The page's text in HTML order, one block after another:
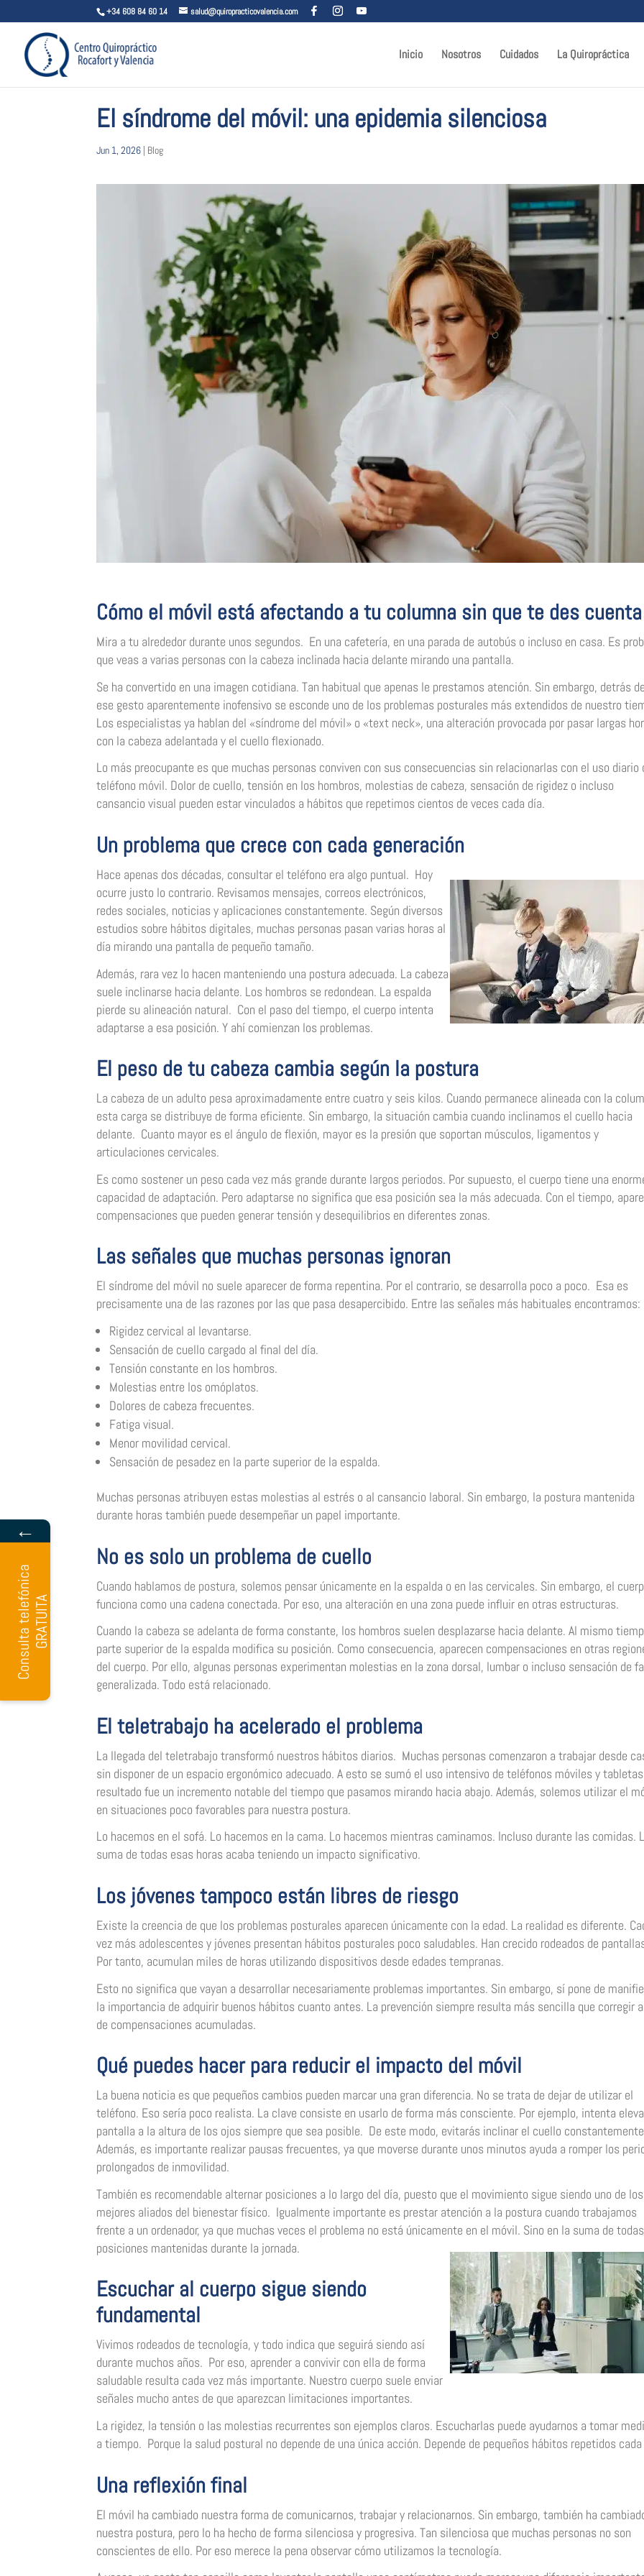
+34 608 84 60 14 salud@quiropracticovalencia.com
Inicio Nosotros Cuidados La Quiropráctica
El síndrome del móvil: una epidemia silenciosa
Jun 1, 2026 | Blog
Cómo el móvil está afectando a tu columna sin que te des cuenta
Mira a tu alrededor durante unos segundos. En una cafetería, en una parada de autobús o incluso en casa. Es
que veas a varias personas con la cabeza inclinada hacia delante mirando una pantalla.
Se ha convertido en una imagen cotidiana. Tan habitual que apenas le prestamos atención. Sin embargo, detrás
ese gesto aparentemente inofensivo se esconde uno de los problemas posturales más extendidos de nuestro
Los especialistas ya hablan del «síndrome del móvil» o «text neck», una alteración provocada por pasar largas
con la cabeza adelantada y el cuello flexionado.
Lo más preocupante es que muchas personas conviven con sus consecuencias sin relacionarlas con el uso diario
teléfono móvil. Dolor de cuello, tensión en los hombros, molestias de cabeza, sensación de rigidez o incluso
cansancio visual pueden estar vinculados a hábitos que repetimos cientos de veces cada día.
Un problema que crece con cada generación
Hace apenas dos décadas, consultar el teléfono era algo puntual. Hoy
ocurre justo lo contrario. Revisamos mensajes, correos electrónicos,
redes sociales, noticias y aplicaciones constantemente. Según diversos
estudios sobre hábitos digitales, muchas personas pasan varias horas al
día mirando una pantalla de pequeño tamaño.
Además, rara vez lo hacen manteniendo una postura adecuada. La cabeza
suele inclinarse hacia delante. Los hombros se redondean. La espalda
pierde su alineación natural. Con el paso del tiempo, el cuerpo intenta
adaptarse a esa posición. Y ahí comienzan los problemas.
El peso de tu cabeza cambia según la postura
La cabeza de un adulto pesa aproximadamente entre cuatro y seis kilos. Cuando permanece alineada con la
esta carga se distribuye de forma eficiente. Sin embargo, la situación cambia cuando inclinamos el cuello hacia
delante. Cuanto mayor es el ángulo de flexión, mayor es la presión que soportan músculos, ligamentos y
articulaciones cervicales.
Es como sostener un peso cada vez más grande durante largos periodos. Por supuesto, el cuerpo tiene una
capacidad de adaptación. Pero adaptarse no significa que esa posición sea la más adecuada. Con el tiempo,
compensaciones que pueden generar tensión y desequilibrios en diferentes zonas.
Las señales que muchas personas ignoran
El síndrome del móvil no suele aparecer de forma repentina. Por el contrario, se desarrolla poco a poco. Esa es
precisamente una de las razones por las que pasa desapercibido. Entre las señales más habituales encontramos:
Rigidez cervical al levantarse.
Sensación de cuello cargado al final del día.
Tensión constante en los hombros.
Molestias entre los omóplatos.
Dolores de cabeza frecuentes.
Fatiga visual.
Menor movilidad cervical.
Sensación de pesadez en la parte superior de la espalda.
Muchas personas atribuyen estas molestias al estrés o al cansancio laboral. Sin embargo, la postura mantenida
durante horas también puede desempeñar un papel importante.
No es solo un problema de cuello
Cuando hablamos de postura, solemos pensar únicamente en la espalda o en las cervicales. Sin embargo, el
funciona como una cadena conectada. Por eso, una alteración en una zona puede influir en otras estructuras.
Cuando la cabeza se adelanta de forma constante, los hombros suelen desplazarse hacia delante. Al mismo
parte superior de la espalda modifica su posición. Como consecuencia, aparecen compensaciones en otras
del cuerpo. Por ello, algunas personas experimentan molestias en la zona dorsal, lumbar o incluso sensación de
generalizada. Todo está relacionado.
El teletrabajo ha acelerado el problema
La llegada del teletrabajo transformó nuestros hábitos diarios. Muchas personas comenzaron a trabajar desde
sin disponer de un espacio ergonómico adecuado. A esto se sumó el uso intensivo de teléfonos móviles y
resultado fue un incremento notable del tiempo que pasamos mirando hacia abajo. Además, solemos utilizar el
en situaciones poco favorables para nuestra postura.
Lo hacemos en el sofá. Lo hacemos en la cama. Lo hacemos mientras caminamos. Incluso durante las comidas.
suma de todas esas horas acaba teniendo un impacto significativo.
Los jóvenes tampoco están libres de riesgo
Existe la creencia de que los problemas posturales aparecen únicamente con la edad. La realidad es diferente.
vez más adolescentes y jóvenes presentan hábitos posturales poco saludables. Han crecido rodeados de
Por tanto, acumulan miles de horas utilizando dispositivos desde edades tempranas.
Esto no significa que vayan a desarrollar necesariamente problemas importantes. Sin embargo, sí pone de
la importancia de adquirir buenos hábitos cuanto antes. La prevención siempre resulta más sencilla que corregir
de compensaciones acumuladas.
Qué puedes hacer para reducir el impacto del móvil
La buena noticia es que pequeños cambios pueden marcar una gran diferencia. No se trata de dejar de utilizar el
teléfono. Eso sería poco realista. La clave consiste en usarlo de forma más consciente. Por ejemplo, intenta
pantalla a la altura de los ojos siempre que sea posible. De este modo, evitarás inclinar el cuello
Además, es importante realizar pausas frecuentes, ya que moverse durante unos minutos ayuda a romper los
prolongados de inmovilidad.
También es recomendable alternar posiciones a lo largo del día, puesto que el movimiento sigue siendo uno de los
mejores aliados del bienestar físico. Igualmente importante es prestar atención a la postura cuando trabajamos
frente a un ordenador, ya que muchas veces el problema no está únicamente en el móvil. Sino en la suma de
posiciones mantenidas durante la jornada.
Escuchar al cuerpo sigue siendo
fundamental
Vivimos rodeados de tecnología, y todo indica que seguirá siendo así
durante muchos años. Por eso, aprender a convivir con ella de forma
saludable resulta cada vez más importante. Nuestro cuerpo suele enviar
señales mucho antes de que aparezcan limitaciones importantes.
La rigidez, la tensión o las molestias recurrentes son ejemplos claros. Escucharlas puede ayudarnos a tomar
a tiempo. Porque la salud postural no depende de una única acción. Depende de pequeños hábitos repetidos
Una reflexión final
El móvil ha cambiado nuestra forma de comunicarnos, trabajar y relacionarnos. Sin embargo, también ha
nuestra postura, pero lo ha hecho de forma silenciosa y progresiva. Tan silenciosa que muchas personas no son
conscientes de ello. Por eso merece la pena observar cómo utilizamos la tecnología.
←
C
o
n
s
u
l
t
a
t
e
l
e
f
ó
n
i
c
a
G
R
A
T
U
I
TA